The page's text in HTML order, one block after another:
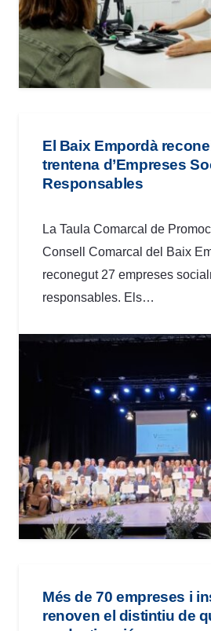
El Baix Empordà
trentena d’Empreses
Responsables
La Taula Comarcal de
Consell Comarcal del Baix
reconegut 27 empreses
responsables. Els…
Més de 70 empreses i
renoven el distintiu de